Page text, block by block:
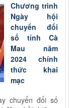
Chương trình
Ngày hội
chuyển đổi
số tỉnh Cà
Mau năm
2024 chính
thức khai
mạc
chuyển đổi số